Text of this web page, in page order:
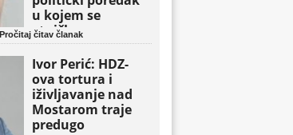
u kojem se
etničke grupe
pojavljuju kao
osnovne političke
jedinice
Pročitaj čitav članak
Ivor Perić: HDZ-
ova tortura i
iživljavanje nad
Mostarom traje
predugo